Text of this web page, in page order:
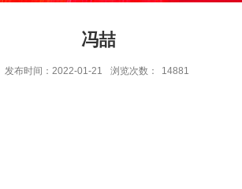
冯喆
发布时间：2022-01-21 浏览次数： 14881